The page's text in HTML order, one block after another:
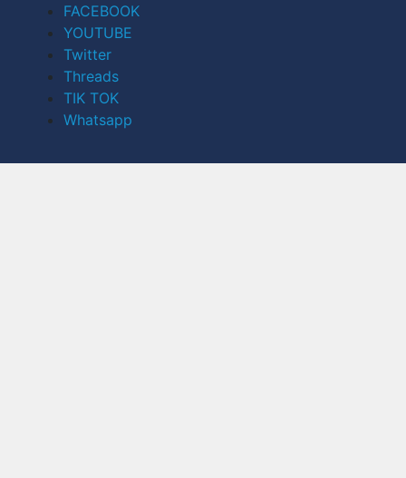
FACEBOOK
YOUTUBE
Twitter
Threads
TIK TOK
Whatsapp